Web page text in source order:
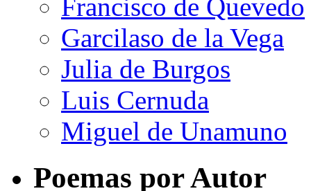
Francisco de Quevedo
Garcilaso de la Vega
Julia de Burgos
Luis Cernuda
Miguel de Unamuno
Poemas por Autor